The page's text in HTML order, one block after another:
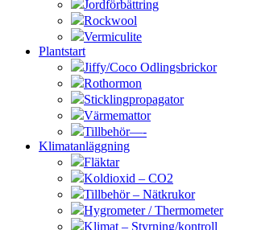
Jordförbättring
Rockwool
Vermiculite
Plantstart
Jiffy/Coco Odlingsbrickor
Rothormon
Sticklingpropagator
Värmemattor
Tillbehör—-
Klimatanläggning
Fläktar
Koldioxid – CO2
Tillbehör – Nätkrukor
Hygrometer / Thermometer
Klimat – Styrning/kontroll